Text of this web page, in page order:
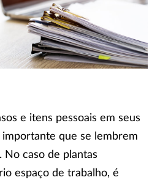
e itens pessoais em seus
que se lembrem
No caso de plantas
espaço de trabalho, é